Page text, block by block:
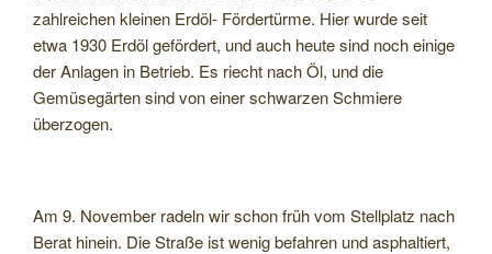
zahlreichen kleinen Erdöl- Fördertürme. Hier wurde seit
etwa 1930 Erdöl gefördert, und auch heute sind noch einige
der Anlagen in Betrieb. Es riecht nach Öl, und die
Gemüsegärten sind von einer schwarzen Schmiere
überzogen.
Am 9. November radeln wir schon früh vom Stellplatz nach
Berat hinein. Die Straße ist wenig befahren und asphaltiert,